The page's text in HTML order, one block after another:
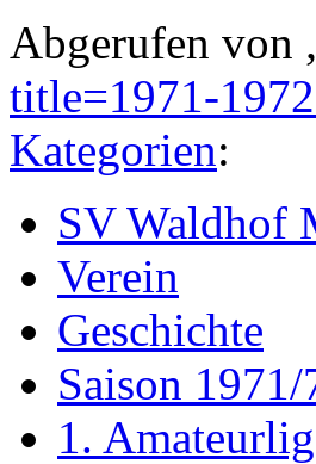
Abgerufen von
title=1971-
Kategorien:
SV Waldhof
Verein
Geschichte
Saison 1971/
1.